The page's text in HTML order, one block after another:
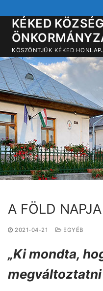
a
tartalomra
KÉKED KÖZSÉG
KÖSZÖNTJÜK KÉKED
A FÖLD
2021-04-21 EGYÉB
„Ki mondta,
megváltoztatni